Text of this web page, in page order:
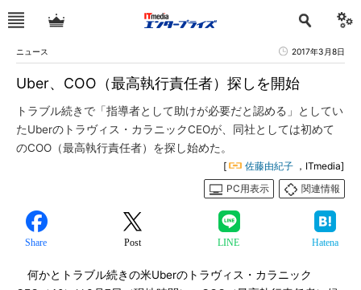
ニュース 2017年3月8日
Uber、COO（最高執行責任者）探しを開始
トラブル続きで「指導者として助けが必要だと認める」としてい
たUberのトラヴィス・カラニックCEOが、同社としては初めて
のCOO（最高執行責任者）を探し始めた。
[ 佐藤由紀子 ，ITmedia]
PC用表示
関連情報
Share Post LINE Hatena
何かとトラブル続きの米Uberのトラヴィス・カラニック